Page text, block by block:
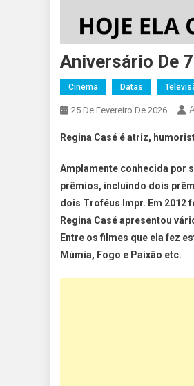
Aniversário De
Cinema Datas
25 De Fevereiro De 2026
Regina Casé é atriz,
Amplamente conhecida por
prêmios, incluindo dois
dois Troféus Impr. Em 2012
Regina Casé apresentou
Entre os filmes que ela fez
Múmia, Fogo e Paixão etc.